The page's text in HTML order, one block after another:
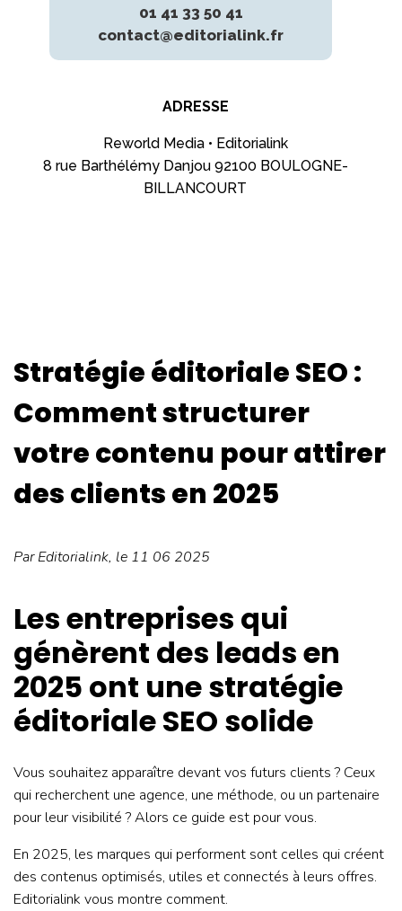
01 41 33 50 41
contact@editorialink.fr
ADRESSE
Reworld Media • Editorialink
8 rue Barthélémy Danjou 92100 BOULOGNE-
BILLANCOURT
Stratégie éditoriale SEO :
Comment structurer
votre contenu pour attirer
des clients en 2025
ParEditorialink, le 11 06 2025
Les entreprises qui
génèrent des leads en
2025 ont une stratégie
éditoriale SEO solide
Vous souhaitez apparaître devant vos futurs clients ? Ceux
qui recherchent une agence, une méthode, ou un partenaire
pour leur visibilité ? Alors ce guide est pour vous.
En 2025, les marques qui performent sont celles qui créent
des contenus optimisés, utiles et connectés à leurs offres.
Editorialink vous montre comment.